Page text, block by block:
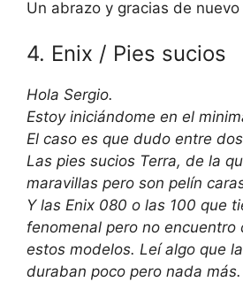
Un abrazo y gracias de nuevo
4. Enix / Pies sucios
Hola Sergio.
Estoy iniciándome en el
El caso es que dudo entre
Las pies sucios Terra, de la
maravillas pero son pelín
Y las Enix 080 o las 100 que
fenomenal pero no encuentro
estos modelos. Leí algo que
duraban poco pero nada más.